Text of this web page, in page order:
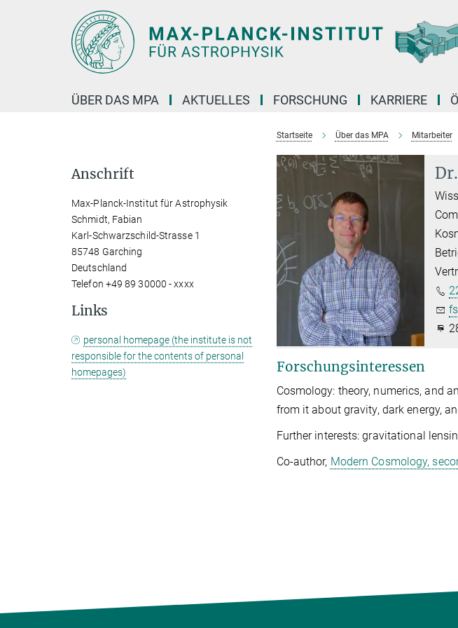
ÜBER DAS MPA AKTUELLES FORSCHUNG KARRIERE
Startseite Über das MPA Mitarbeiter
Forschungsinteressen
Cosmology: theory, numerics, and
from it about gravity, dark energy,
Further interests: gravitational
Co-author, Modern Cosmology,
Anschrift
Max-Planck-Institut für Astrophysik
Schmidt, Fabian
Karl-Schwarzschild-Strasse 1
85748 Garching
Deutschland
Telefon +49 89 30000 - xxxx
Links
personal homepage (the institute is not
responsible for the contents of personal
homepages)